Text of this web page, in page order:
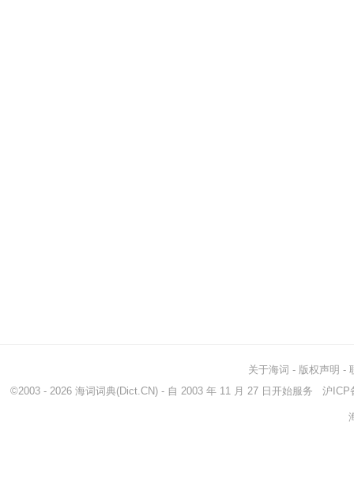
关于海词 - 版权声明 -
©2003 - 2026 海词词典(Dict.CN) - 自 2003 年 11 月 27 日开始服务 沪ICP